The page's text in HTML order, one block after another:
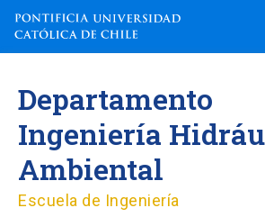
contenido
Departamento
Ingeniería
Ambiental
Escuela de Ingeniería